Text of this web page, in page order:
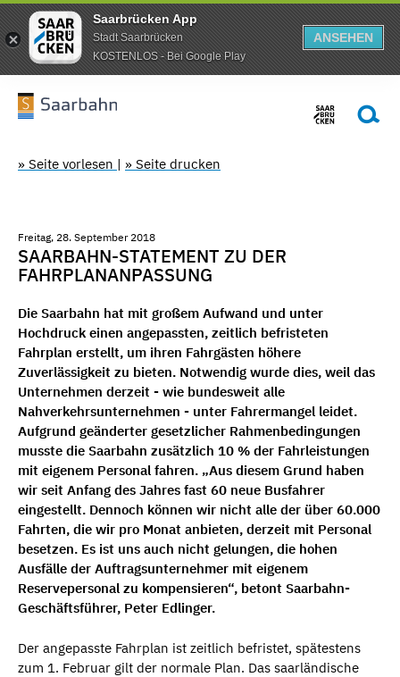
Saarbrücken App
Stadt Saarbrücken
KOSTENLOS - Bei Google Play
ANSEHEN
» Seite vorlesen | » Seite drucken
Freitag, 28. September 2018
SAARBAHN-STATEMENT ZU DER
FAHRPLANANPASSUNG
Die Saarbahn hat mit großem Aufwand und unter
Hochdruck einen angepassten, zeitlich befristeten
Fahrplan erstellt, um ihren Fahrgästen höhere
Zuverlässigkeit zu bieten. Notwendig wurde dies, weil das
Unternehmen derzeit - wie bundesweit alle
Nahverkehrsunternehmen - unter Fahrermangel leidet.
Aufgrund geänderter gesetzlicher Rahmenbedingungen
musste die Saarbahn zusätzlich 10 % der Fahrleistungen
mit eigenem Personal fahren. „Aus diesem Grund haben
wir seit Anfang des Jahres fast 60 neue Busfahrer
eingestellt. Dennoch können wir nicht alle der über 60.000
Fahrten, die wir pro Monat anbieten, derzeit mit Personal
besetzen. Es ist uns auch nicht gelungen, die hohen
Ausfälle der Auftragsunternehmer mit eigenem
Reservepersonal zu kompensieren“, betont Saarbahn-
Geschäftsführer, Peter Edlinger.
Der angepasste Fahrplan ist zeitlich befristet, spätestens
zum 1. Februar gilt der normale Plan. Das saarländische